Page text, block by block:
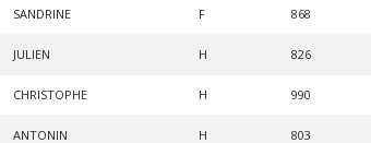
SANDRINE F 868
JULIEN H 826
CHRISTOPHE H 990
ANTONIN H 803